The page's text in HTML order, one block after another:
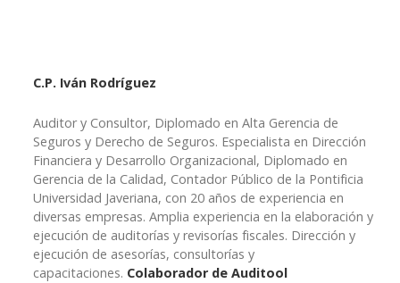
C.P. Iván Rodríguez
Auditor y Consultor, Diplomado en Alta Gerencia de
Seguros y Derecho de Seguros. Especialista en Dirección
Financiera y Desarrollo Organizacional, Diplomado en
Gerencia de la Calidad, Contador Público de la Pontificia
Universidad Javeriana, con 20 años de experiencia en
diversas empresas. Amplia experiencia en la elaboración y
ejecución de auditorías y revisorías fiscales. Dirección y
ejecución de asesorías, consultorías y
capacitaciones. Colaborador de Auditool